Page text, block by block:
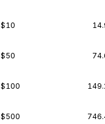
$10
$50
$100
$500